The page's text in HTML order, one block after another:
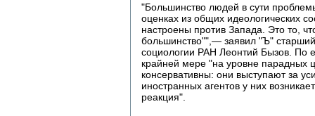
"Большинство людей в сути
оценках из общих идеологических
настроены против Запада. Это то,
большинство"",— заявил "Ъ"
социологии РАН Леонтий Бызов. По
крайней мере "на уровне парадных
консервативны: они выступают за
иностранных агентов у них
реакция".